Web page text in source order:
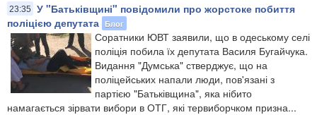
23:35
У "Батьківщині" повідомили про жорстоке побиття
поліцією депутата Блог
Соратники ЮВТ заявили, що в одеському селі
поліція побила їх депутата Василя Бугайчука.
Видання "Думська" стверджує, що на
поліцейських напали люди, пов'язані з
партією "Батьківщина", яка нібито
намагається зірвати вибори в ОТГ, які тервиборчком призна...